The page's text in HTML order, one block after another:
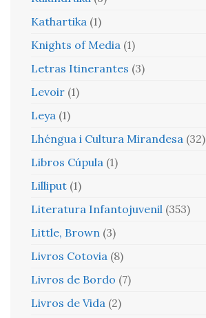
Kathartika (1)
Knights of Media (1)
Letras Itinerantes (3)
Levoir (1)
Leya (1)
Lhéngua i Cultura Mirandesa (32)
Libros Cúpula (1)
Lilliput (1)
Literatura Infantojuvenil (353)
Little, Brown (3)
Livros Cotovia (8)
Livros de Bordo (7)
Livros de Vida (2)